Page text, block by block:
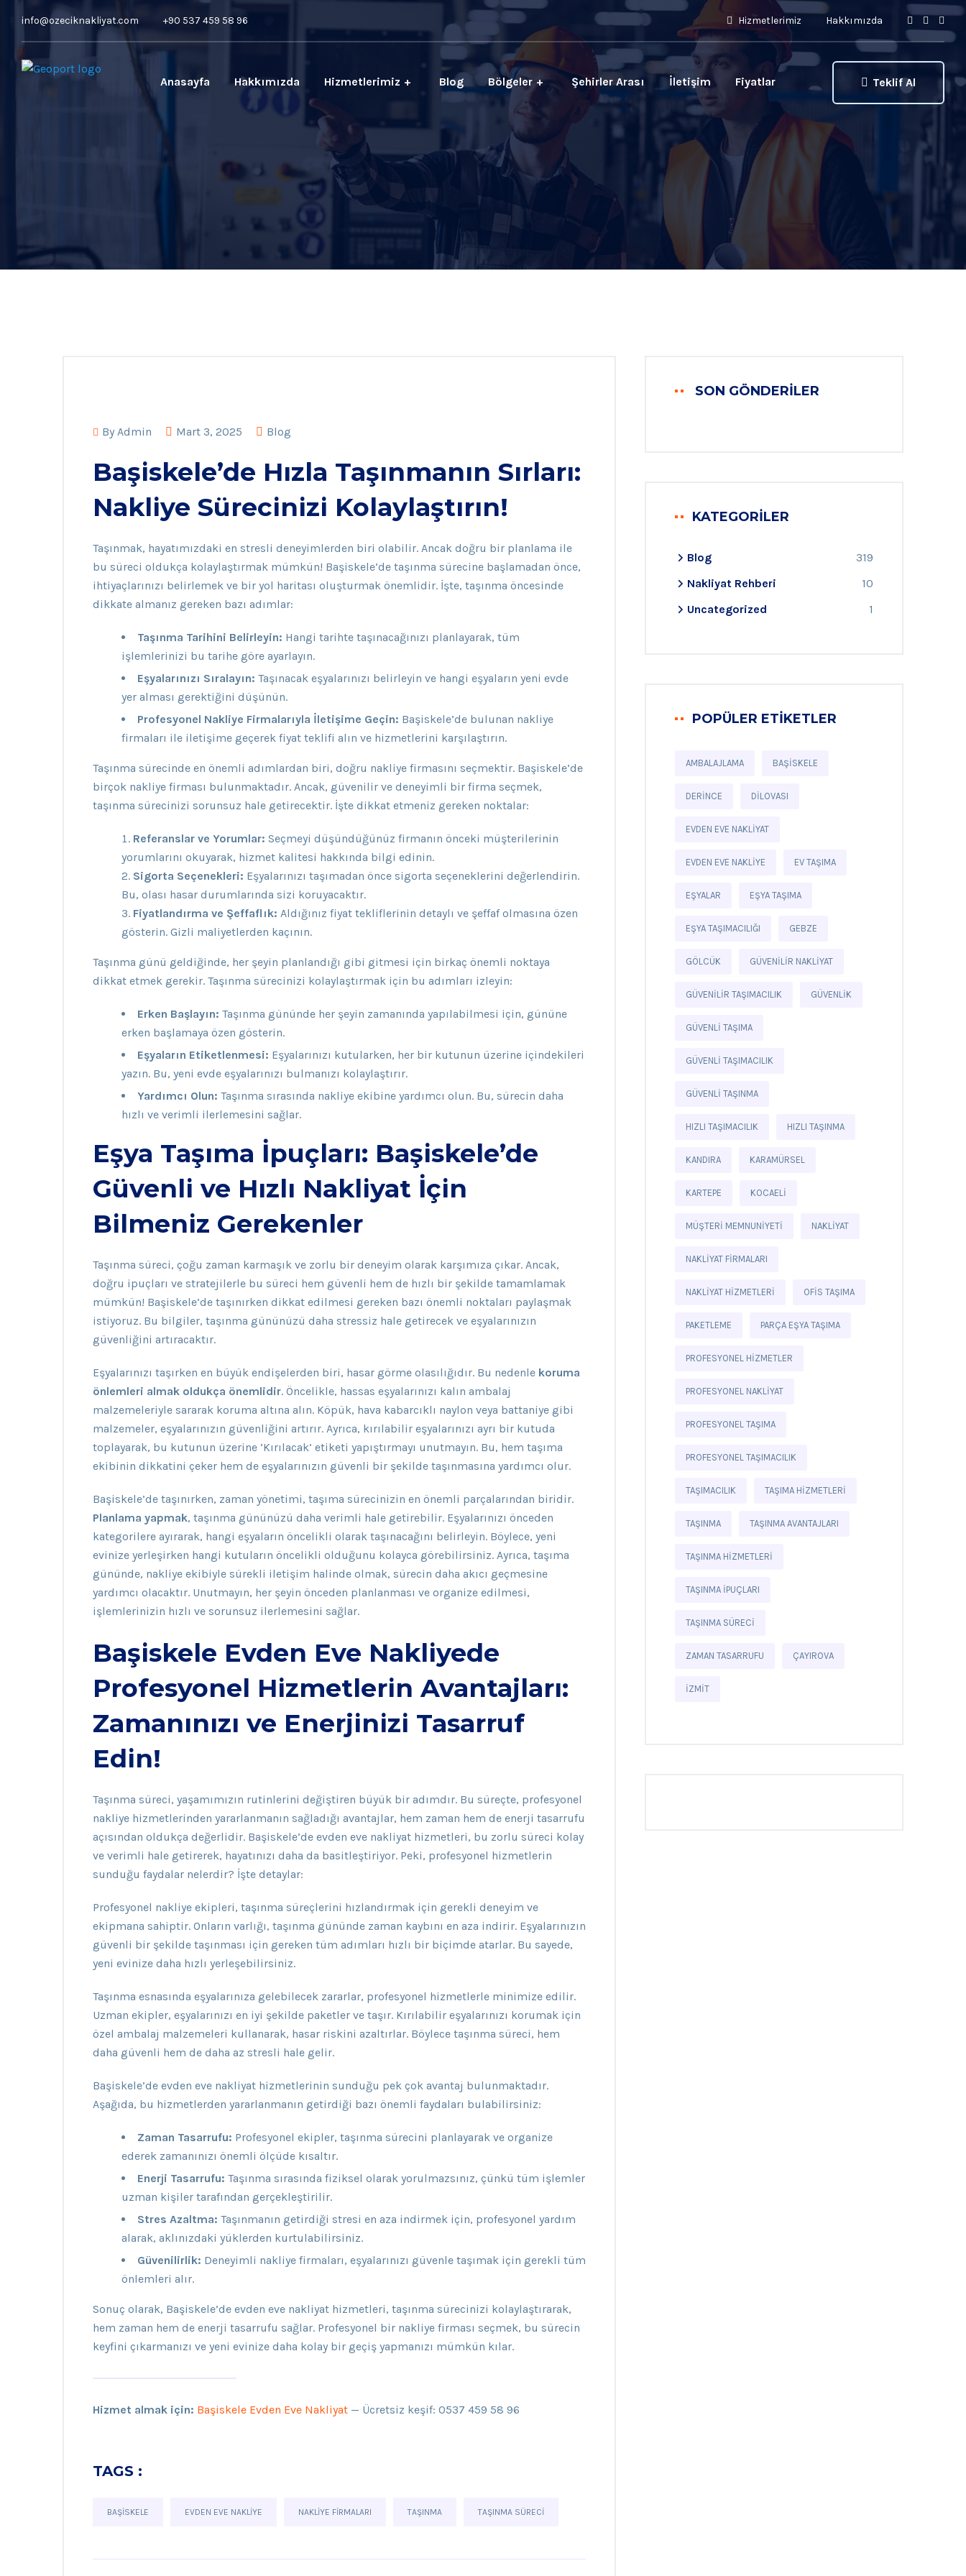
info@ozeciknakliyat.com +90 537 459 58 96 Hizmetlerimiz Hakkımızda
Anasayfa Hakkımızda Hizmetlerimiz Blog Bölgeler Şehirler Arası İletişim Fiyatlar Teklif Al
By Admin Mart 3, 2025 Blog
Başiskele’de Hızla Taşınmanın Sırları:
Nakliye Sürecinizi Kolaylaştırın!
Taşınmak, hayatımızdaki en stresli deneyimlerden biri olabilir. Ancak doğru bir planlama ile
bu süreci oldukça kolaylaştırmak mümkün! Başiskele’de taşınma sürecine başlamadan önce,
ihtiyaçlarınızı belirlemek ve bir yol haritası oluşturmak önemlidir. İşte, taşınma öncesinde
dikkate almanız gereken bazı adımlar:
Taşınma Tarihini Belirleyin: Hangi tarihte taşınacağınızı planlayarak, tüm
işlemlerinizi bu tarihe göre ayarlayın.
Eşyalarınızı Sıralayın: Taşınacak eşyalarınızı belirleyin ve hangi eşyaların yeni evde
yer alması gerektiğini düşünün.
Profesyonel Nakliye Firmalarıyla İletişime Geçin: Başiskele’de bulunan nakliye
firmaları ile iletişime geçerek fiyat teklifi alın ve hizmetlerini karşılaştırın.
Taşınma sürecinde en önemli adımlardan biri, doğru nakliye firmasını seçmektir. Başiskele’de
birçok nakliye firması bulunmaktadır. Ancak, güvenilir ve deneyimli bir firma seçmek,
taşınma sürecinizi sorunsuz hale getirecektir. İşte dikkat etmeniz gereken noktalar:
Referanslar ve Yorumlar: Seçmeyi düşündüğünüz firmanın önceki müşterilerinin
yorumlarını okuyarak, hizmet kalitesi hakkında bilgi edinin.
Sigorta Seçenekleri: Eşyalarınızı taşımadan önce sigorta seçeneklerini değerlendirin.
Bu, olası hasar durumlarında sizi koruyacaktır.
Fiyatlandırma ve Şeffaflık: Aldığınız fiyat tekliflerinin detaylı ve şeffaf olmasına özen
gösterin. Gizli maliyetlerden kaçının.
Taşınma günü geldiğinde, her şeyin planlandığı gibi gitmesi için birkaç önemli noktaya
dikkat etmek gerekir. Taşınma sürecinizi kolaylaştırmak için bu adımları izleyin:
Erken Başlayın: Taşınma gününde her şeyin zamanında yapılabilmesi için, gününe
erken başlamaya özen gösterin.
Eşyaların Etiketlenmesi: Eşyalarınızı kutularken, her bir kutunun üzerine içindekileri
yazın. Bu, yeni evde eşyalarınızı bulmanızı kolaylaştırır.
Yardımcı Olun: Taşınma sırasında nakliye ekibine yardımcı olun. Bu, sürecin daha
hızlı ve verimli ilerlemesini sağlar.
Eşya Taşıma İpuçları: Başiskele’de
Güvenli ve Hızlı Nakliyat İçin
Bilmeniz Gerekenler
Taşınma süreci, çoğu zaman karmaşık ve zorlu bir deneyim olarak karşımıza çıkar. Ancak,
doğru ipuçları ve stratejilerle bu süreci hem güvenli hem de hızlı bir şekilde tamamlamak
mümkün! Başiskele’de taşınırken dikkat edilmesi gereken bazı önemli noktaları paylaşmak
istiyoruz. Bu bilgiler, taşınma gününüzü daha stressiz hale getirecek ve eşyalarınızın
güvenliğini artıracaktır.
Eşyalarınızı taşırken en büyük endişelerden biri, hasar görme olasılığıdır. Bu nedenle koruma
önlemleri almak oldukça önemlidir. Öncelikle, hassas eşyalarınızı kalın ambalaj
malzemeleriyle sararak koruma altına alın. Köpük, hava kabarcıklı naylon veya battaniye gibi
malzemeler, eşyalarınızın güvenliğini artırır. Ayrıca, kırılabilir eşyalarınızı ayrı bir kutuda
toplayarak, bu kutunun üzerine ‘Kırılacak’ etiketi yapıştırmayı unutmayın. Bu, hem taşıma
ekibinin dikkatini çeker hem de eşyalarınızın güvenli bir şekilde taşınmasına yardımcı olur.
Başiskele’de taşınırken, zaman yönetimi, taşıma sürecinizin en önemli parçalarından biridir.
Planlama yapmak, taşınma gününüzü daha verimli hale getirebilir. Eşyalarınızı önceden
kategorilere ayırarak, hangi eşyaların öncelikli olarak taşınacağını belirleyin. Böylece, yeni
evinize yerleşirken hangi kutuların öncelikli olduğunu kolayca görebilirsiniz. Ayrıca, taşıma
gününde, nakliye ekibiyle sürekli iletişim halinde olmak, sürecin daha akıcı geçmesine
yardımcı olacaktır. Unutmayın, her şeyin önceden planlanması ve organize edilmesi,
işlemlerinizin hızlı ve sorunsuz ilerlemesini sağlar.
Başiskele Evden Eve Nakliyede
Profesyonel Hizmetlerin Avantajları:
Zamanınızı ve Enerjinizi Tasarruf
Edin!
Taşınma süreci, yaşamımızın rutinlerini değiştiren büyük bir adımdır. Bu süreçte, profesyonel
nakliye hizmetlerinden yararlanmanın sağladığı avantajlar, hem zaman hem de enerji tasarrufu
açısından oldukça değerlidir. Başiskele’de evden eve nakliyat hizmetleri, bu zorlu süreci kolay
ve verimli hale getirerek, hayatınızı daha da basitleştiriyor. Peki, profesyonel hizmetlerin
sunduğu faydalar nelerdir? İşte detaylar:
Profesyonel nakliye ekipleri, taşınma süreçlerini hızlandırmak için gerekli deneyim ve
ekipmana sahiptir. Onların varlığı, taşınma gününde zaman kaybını en aza indirir. Eşyalarınızın
güvenli bir şekilde taşınması için gereken tüm adımları hızlı bir biçimde atarlar. Bu sayede,
yeni evinize daha hızlı yerleşebilirsiniz.
Taşınma esnasında eşyalarınıza gelebilecek zararlar, profesyonel hizmetlerle minimize edilir.
Uzman ekipler, eşyalarınızı en iyi şekilde paketler ve taşır. Kırılabilir eşyalarınızı korumak için
özel ambalaj malzemeleri kullanarak, hasar riskini azaltırlar. Böylece taşınma süreci, hem
daha güvenli hem de daha az stresli hale gelir.
Başiskele’de evden eve nakliyat hizmetlerinin sunduğu pek çok avantaj bulunmaktadır.
Aşağıda, bu hizmetlerden yararlanmanın getirdiği bazı önemli faydaları bulabilirsiniz:
Zaman Tasarrufu: Profesyonel ekipler, taşınma sürecini planlayarak ve organize
ederek zamanınızı önemli ölçüde kısaltır.
Enerji Tasarrufu: Taşınma sırasında fiziksel olarak yorulmazsınız, çünkü tüm işlemler
uzman kişiler tarafından gerçekleştirilir.
Stres Azaltma: Taşınmanın getirdiği stresi en aza indirmek için, profesyonel yardım
alarak, aklınızdaki yüklerden kurtulabilirsiniz.
Güvenilirlik: Deneyimli nakliye firmaları, eşyalarınızı güvenle taşımak için gerekli tüm
önlemleri alır.
Sonuç olarak, Başiskele’de evden eve nakliyat hizmetleri, taşınma sürecinizi kolaylaştırarak,
hem zaman hem de enerji tasarrufu sağlar. Profesyonel bir nakliye firması seçmek, bu sürecin
keyfini çıkarmanızı ve yeni evinize daha kolay bir geçiş yapmanızı mümkün kılar.
Hizmet almak için: Başiskele Evden Eve Nakliyat — Ücretsiz keşif: 0537 459 58 96
TAGS :
BAŞISKELE EVDEN EVE NAKLIYE NAKLIYE FIRMALARI TAŞINMA TAŞINMA SÜRECI
SON GÖNDERILER
KATEGORILER
Blog
319
Nakliyat Rehberi
10
Uncategorized
1
POPÜLER ETIKETLER
AMBALAJLAMA BAŞISKELE
DERINCE DILOVASI
EVDEN EVE NAKLIYAT
EVDEN EVE NAKLIYE EV TAŞIMA
EŞYALAR EŞYA TAŞIMA
EŞYA TAŞIMACILIĞI GEBZE
GÖLCÜK GÜVENILIR NAKLIYAT
GÜVENILIR TAŞIMACILIK GÜVENLIK
GÜVENLI TAŞIMA
GÜVENLI TAŞIMACILIK
GÜVENLI TAŞINMA
HIZLI TAŞIMACILIK HIZLI TAŞINMA
KANDIRA KARAMÜRSEL
KARTEPE KOCAELI
MÜŞTERI MEMNUNIYETI NAKLIYAT
NAKLIYAT FIRMALARI
NAKLIYAT HIZMETLERI OFIS TAŞIMA
PAKETLEME PARÇA EŞYA TAŞIMA
PROFESYONEL HIZMETLER
PROFESYONEL NAKLIYAT
PROFESYONEL TAŞIMA
PROFESYONEL TAŞIMACILIK
TAŞIMACILIK TAŞIMA HIZMETLERI
TAŞINMA TAŞINMA AVANTAJLARI
TAŞINMA HIZMETLERI
TAŞINMA IPUÇLARI
TAŞINMA SÜRECI
ZAMAN TASARRUFU ÇAYIROVA
İZMIT